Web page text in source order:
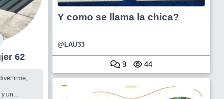
Mujer 62
un
Y como se llama la chica?
@LAU33
9 44